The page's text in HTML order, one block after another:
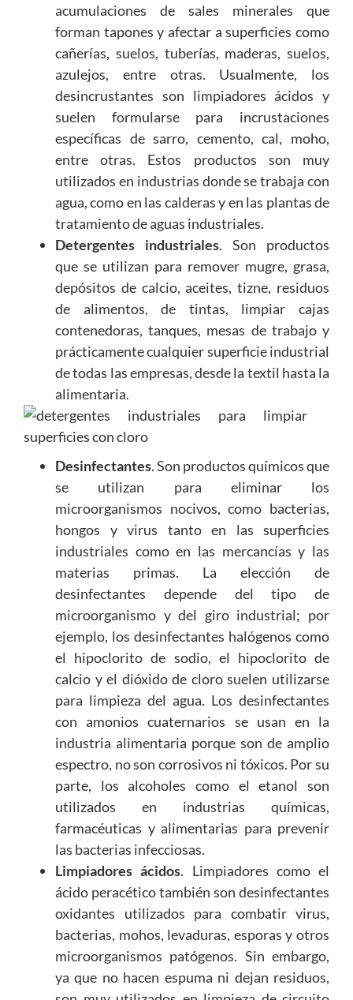
acumulaciones de sales minerales que
forman tapones y afectar a superficies como
cañerías, suelos, tuberías, maderas, suelos,
azulejos, entre otras. Usualmente, los
desincrustantes son limpiadores ácidos y
suelen formularse para incrustaciones
específicas de sarro, cemento, cal, moho,
entre otras. Estos productos son muy
utilizados en industrias donde se trabaja con
agua, como en las calderas y en las plantas de
tratamiento de aguas industriales.
Detergentes industriales. Son productos
que se utilizan para remover mugre, grasa,
depósitos de calcio, aceites, tizne, residuos
de alimentos, de tintas, limpiar cajas
contenedoras, tanques, mesas de trabajo y
prácticamente cualquier superficie industrial
de todas las empresas, desde la textil hasta la
alimentaria.
Desinfectantes. Son productos químicos que
se utilizan para eliminar los
microorganismos nocivos, como bacterias,
hongos y virus tanto en las superficies
industriales como en las mercancías y las
materias primas. La elección de
desinfectantes depende del tipo de
microorganismo y del giro industrial; por
ejemplo, los desinfectantes halógenos como
el hipoclorito de sodio, el hipoclorito de
calcio y el dióxido de cloro suelen utilizarse
para limpieza del agua. Los desinfectantes
con amonios cuaternarios se usan en la
industria alimentaria porque son de amplio
espectro, no son corrosivos ni tóxicos. Por su
parte, los alcoholes como el etanol son
utilizados en industrias químicas,
farmacéuticas y alimentarias para prevenir
las bacterias infecciosas.
Limpiadores ácidos. Limpiadores como el
ácido peracético también son desinfectantes
oxidantes utilizados para combatir virus,
bacterias, mohos, levaduras, esporas y otros
microorganismos patógenos. Sin embargo,
ya que no hacen espuma ni dejan residuos,